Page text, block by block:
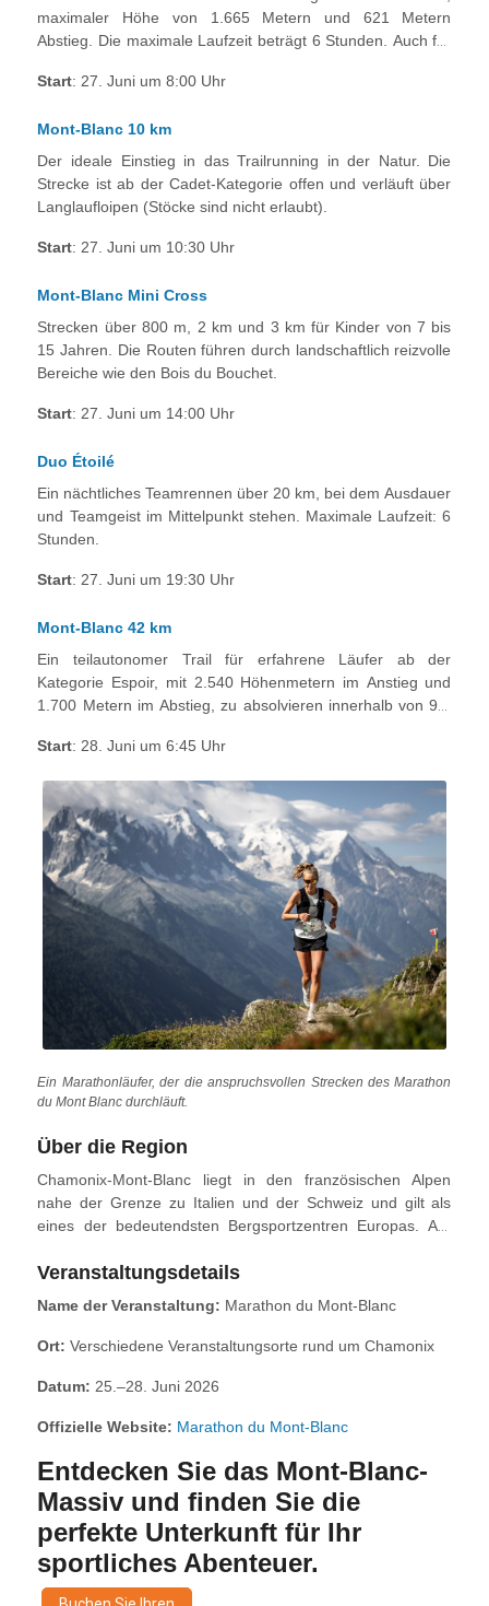
maximaler Höhe von 1.665 Metern und 621 Metern
Abstieg. Die maximale Laufzeit beträgt 6 Stunden. Auch für
Start: 27. Juni um 8:00 Uhr
Mont-Blanc 10 km
Der ideale Einstieg in das Trailrunning in der Natur. Die
Strecke ist ab der Cadet-Kategorie offen und verläuft über
Langlaufloipen (Stöcke sind nicht erlaubt).
Start: 27. Juni um 10:30 Uhr
Mont-Blanc Mini Cross
Strecken über 800 m, 2 km und 3 km für Kinder von 7 bis
15 Jahren. Die Routen führen durch landschaftlich reizvolle
Bereiche wie den Bois du Bouchet.
Start: 27. Juni um 14:00 Uhr
Duo Étoilé
Ein nächtliches Teamrennen über 20 km, bei dem Ausdauer
und Teamgeist im Mittelpunkt stehen. Maximale Laufzeit: 6
Stunden.
Start: 27. Juni um 19:30 Uhr
Mont-Blanc 42 km
Ein teilautonomer Trail für erfahrene Läufer ab der
Kategorie Espoir, mit 2.540 Höhenmetern im Anstieg und
1.700 Metern im Abstieg, zu absolvieren innerhalb von 9,5
Start: 28. Juni um 6:45 Uhr
Ein Marathonläufer, der die anspruchsvollen Strecken des Marathon
du Mont Blanc durchläuft.
Über die Region
Chamonix-Mont-Blanc liegt in den französischen Alpen
nahe der Grenze zu Italien und der Schweiz und gilt als
eines der bedeutendsten Bergsportzentren Europas. Am
bietet die Region ganzjährig Outdoor-Aktivitäten wie
Ortszentrum verbindet alpine Tradition mit moderner
Infrastruktur und macht Chamonix zu einem idealen
Veranstaltungsdetails
Name der Veranstaltung: Marathon du Mont-Blanc
Ort:Verschiedene Veranstaltungsorte rund um Chamonix
Datum: 25.–28. Juni 2026
Offizielle Website: Marathon du Mont-Blanc
Entdecken Sie das Mont-Blanc-
Massiv und finden Sie die
perfekte Unterkunft für Ihr
sportliches Abenteuer.